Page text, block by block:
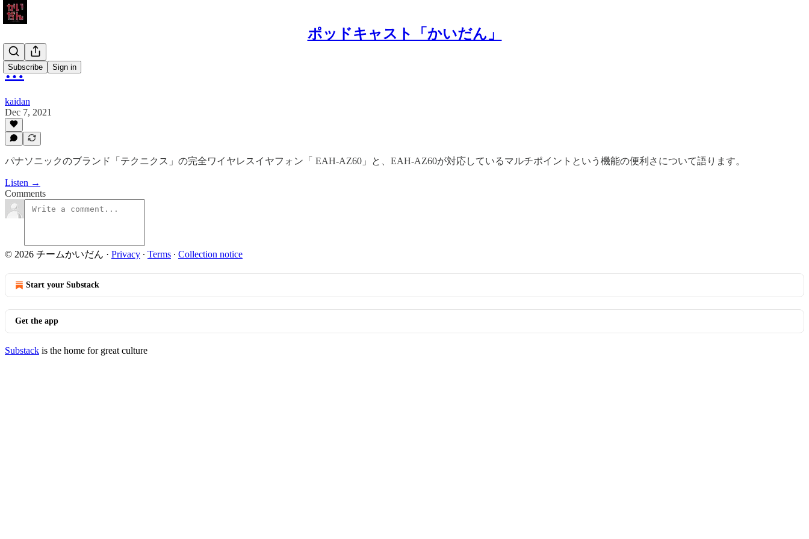
ポッドキャスト「かいだん」
Subscribe Sign in
…
kaidan
Dec 7, 2021
パナソニックのブランド「テクニクス」の完全ワイヤレスイヤフォン「 EAH-AZ60」と、EAH-AZ60が対応しているマルチポイントという機能の便利さについて語ります。
Listen →
Comments
© 2026 チームかいだん · Privacy ∙ Terms ∙ Collection notice
Start your Substack
Get the app
Substack is the home for great culture